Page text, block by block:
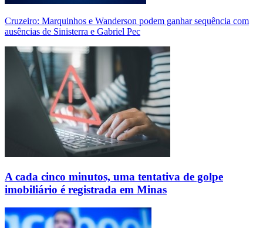
Cruzeiro: Marquinhos e Wanderson podem ganhar sequência com
ausências de Sinisterra e Gabriel Pec
A cada cinco minutos, uma tentativa de golpe
imobiliário é registrada em Minas